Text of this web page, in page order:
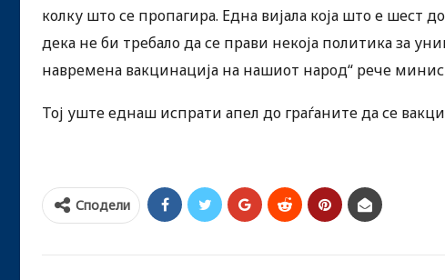
колку што се пропагира. Една вијала која што е
дека не би требало да се прави некоја политика за
навремена вакцинација на нашиот народ“ рече
Тој уште еднаш испрати апел до граѓаните да се
Сподели